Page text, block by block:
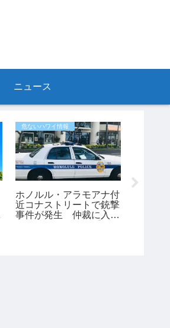
ニュース
危ないハワイ情報
ホノルル・アラモアナ付
近コナストリートで銃撃
事件が発生 仲裁に入っ